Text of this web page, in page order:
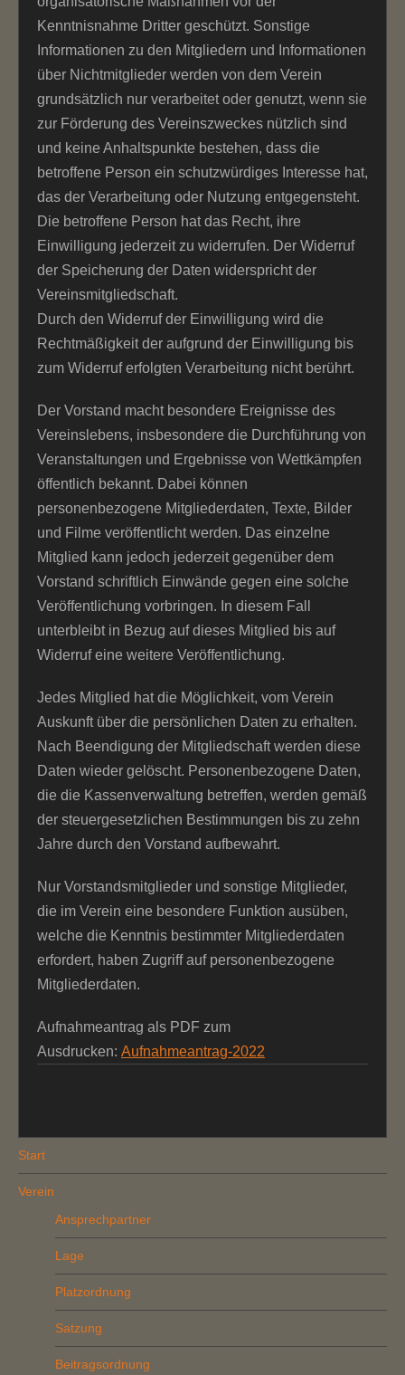
Kenntnisnahme Dritter geschützt. Sonstige
Informationen zu den Mitgliedern und Informationen
über Nichtmitglieder werden von dem Verein
grundsätzlich nur verarbeitet oder genutzt, wenn sie
zur Förderung des Vereinszweckes nützlich sind
und keine Anhaltspunkte bestehen, dass die
betroffene Person ein schutzwürdiges Interesse hat,
das der Verarbeitung oder Nutzung entgegensteht.
Die betroffene Person hat das Recht, ihre
Einwilligung jederzeit zu widerrufen. Der Widerruf
der Speicherung der Daten widerspricht der
Vereinsmitgliedschaft.
Durch den Widerruf der Einwilligung wird die
Rechtmäßigkeit der aufgrund der Einwilligung bis
zum Widerruf erfolgten Verarbeitung nicht berührt.
Der Vorstand macht besondere Ereignisse des
Vereinslebens, insbesondere die Durchführung von
Veranstaltungen und Ergebnisse von Wettkämpfen
öffentlich bekannt. Dabei können
personenbezogene Mitgliederdaten, Texte, Bilder
und Filme veröffentlicht werden. Das einzelne
Mitglied kann jedoch jederzeit gegenüber dem
Vorstand schriftlich Einwände gegen eine solche
Veröffentlichung vorbringen. In diesem Fall
unterbleibt in Bezug auf dieses Mitglied bis auf
Widerruf eine weitere Veröffentlichung.
Jedes Mitglied hat die Möglichkeit, vom Verein
Auskunft über die persönlichen Daten zu erhalten.
Nach Beendigung der Mitgliedschaft werden diese
Daten wieder gelöscht. Personenbezogene Daten,
die die Kassenverwaltung betreffen, werden gemäß
der steuergesetzlichen Bestimmungen bis zu zehn
Jahre durch den Vorstand aufbewahrt.
Nur Vorstandsmitglieder und sonstige Mitglieder,
die im Verein eine besondere Funktion ausüben,
welche die Kenntnis bestimmter Mitgliederdaten
erfordert, haben Zugriff auf personenbezogene
Mitgliederdaten.
Aufnahmeantrag als PDF zum
Ausdrucken: Aufnahmeantrag-2022
Start
Verein
Ansprechpartner
Lage
Platzordnung
Satzung
Beitragsordnung